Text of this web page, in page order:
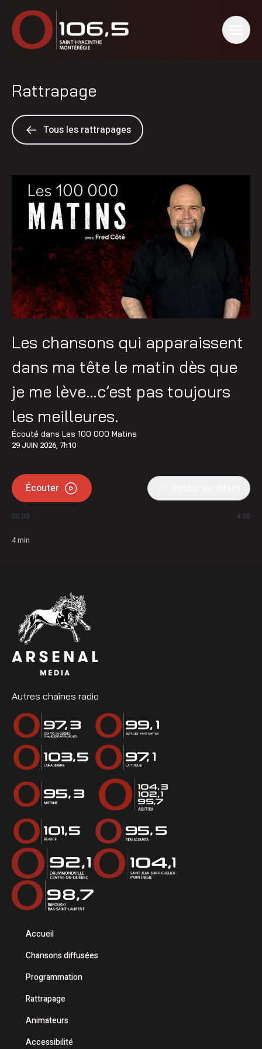
Rattrapage
Tous les rattrapages
Les chansons qui apparaissent
dans ma tête le matin dès que
je me lève…c’est pas toujours
les meilleures.
Écouté dans Les 100 000 Matins
29 JUIN 2026, 7h10
Écouter
00:00 4:00
4min
Autres chaînes radio
Accueil
Chansons diffusées
Programmation
Rattrapage
Animateurs
Accessibilité